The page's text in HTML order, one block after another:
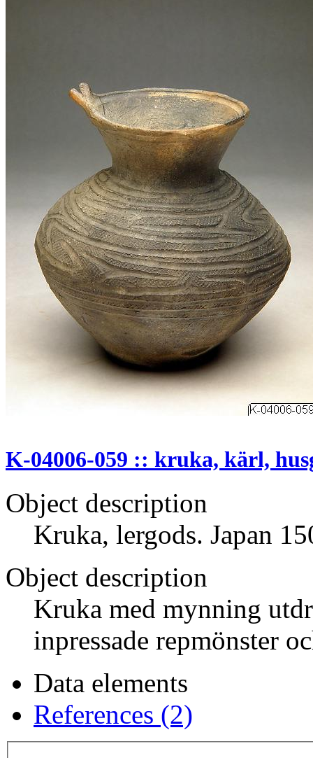
K-04006-059 :: kruka, kärl,
Object description
Kruka, lergods. Japan
Object description
Kruka med mynning
inpressade repmönster
Data elements
References (2)